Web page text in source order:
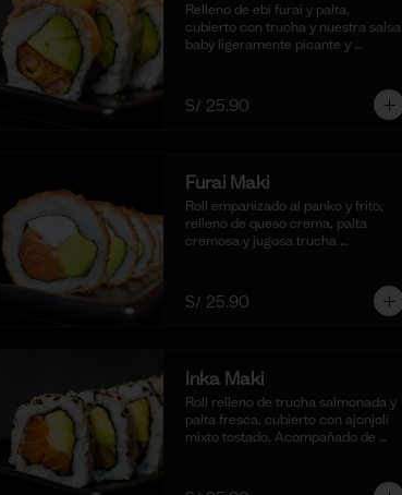
Relleno de ebi furai y palta,
cubierto con trucha y nuestra salsa
baby ligeramente picante y
S/ 25.90
Furai Maki
Roll empanizado al panko y frito,
relleno de queso crema, palta
cremosa y jugosa trucha
S/ 25.90
Inka Maki
Roll relleno de trucha salmonada y
palta fresca, cubierto con ajonjolí
mixto tostado. Acompañado de